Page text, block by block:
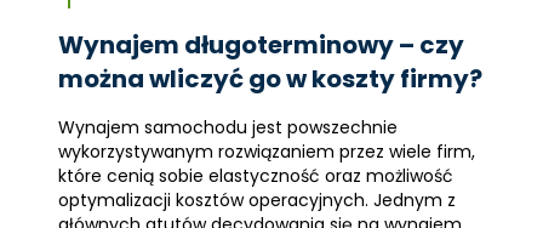
Wynajem długoterminowy – czy
można wliczyć go w koszty firmy?
Wynajem samochodu jest powszechnie
wykorzystywanym rozwiązaniem przez wiele firm,
które cenią sobie elastyczność oraz możliwość
optymalizacji kosztów operacyjnych. Jednym z